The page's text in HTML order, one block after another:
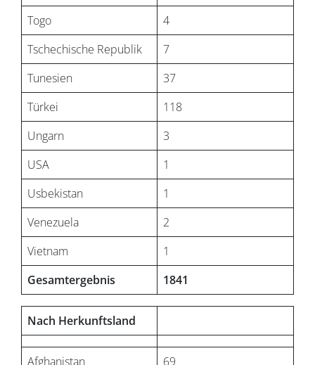
Togo
4
Tschechische Republik
7
Tunesien
37
Türkei
118
Ungarn
3
USA
1
Usbekistan
1
Venezuela
2
Vietnam
1
Gesamtergebnis
1841
Nach Herkunftsland
Afghanistan
69